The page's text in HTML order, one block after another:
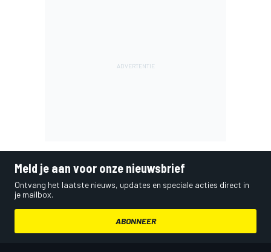
Meld je aan voor onze nieuwsbrief
Ontvang het laatste nieuws, updates en speciale acties direct in
je mailbox.
ABONNEER